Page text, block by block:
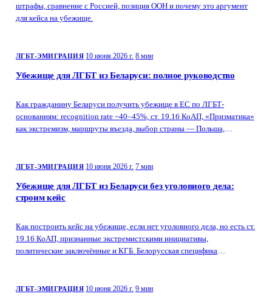
штрафы, сравнение с Россией, позиция ООН и почему это аргумент
для кейса на убежище.
ЛГБТ-ЭМИГРАЦИЯ 10 июня 2026 г. 8 мин
Убежище для ЛГБТ из Беларуси: полное руководство
Как гражданину Беларуси получить убежище в ЕС по ЛГБТ-
основаниям: recognition rate ~40–45%, ст. 19.16 КоАП, «Призматика»
как экстремизм, маршруты въезда, выбор страны — Польша,
ЛГБТ-ЭМИГРАЦИЯ 10 июня 2026 г. 7 мин
Убежище для ЛГБТ из Беларуси без уголовного дела:
строим кейс
Как построить кейс на убежище, если нет уголовного дела, но есть ст.
19.16 КоАП, признанные экстремистскими инициативы,
политические заключённые и КГБ. Белорусская специфика
ЛГБТ-ЭМИГРАЦИЯ 10 июня 2026 г. 9 мин